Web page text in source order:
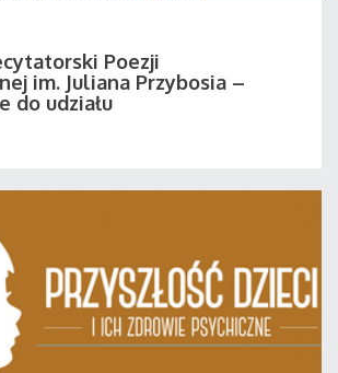
Poezji
im. Juliana Przybosia –
do udziału